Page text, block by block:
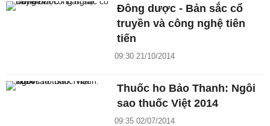
Đông dược - Bản sắc cổ
truyền và công nghệ tiên
tiến
09:30 21/10/2014
Thuốc ho Bảo Thanh: Ngôi
sao thuốc Việt 2014
09:35 02/07/2014